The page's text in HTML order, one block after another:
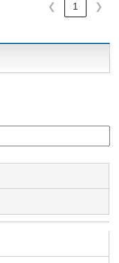
❮ 1 ❯